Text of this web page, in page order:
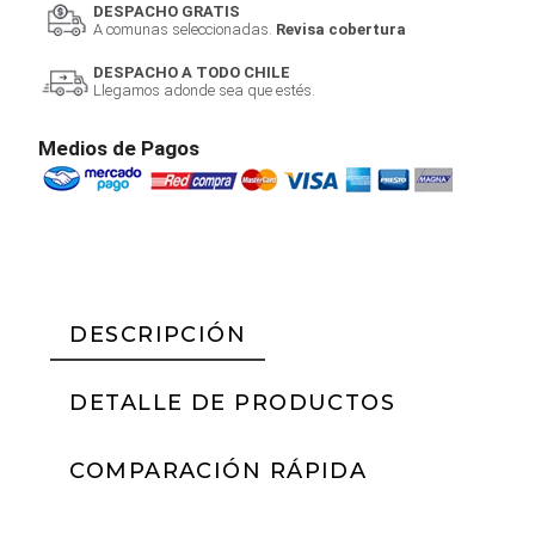
DESPACHO GRATIS
A comunas seleccionadas. Revisa cobertura
DESPACHO A TODO CHILE
Llegamos adonde sea que estés.
Medios de Pagos
DESCRIPCIÓN
DETALLE DE PRODUCTOS
COMPARACIÓN RÁPIDA